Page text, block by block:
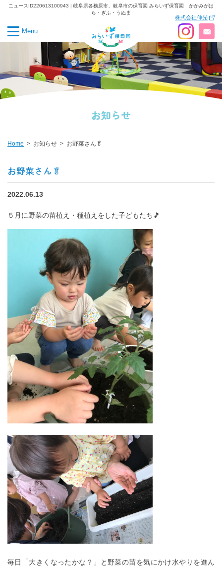
ニュースID220613100943 | 岐阜県各務原市、岐阜市の保育園 みらいず保育園 かかみがは
ら・ぎふ・うぬま
株式会社伸光
Menu
お知らせ
Home お知らせ お野菜さん🥬
お野菜さん🥬
2022.06.13
５月に野菜の苗植え・種植えをした子どもたち🎵
毎日「大きくなったかな？」と野菜の苗を気にかけ水やりを進ん